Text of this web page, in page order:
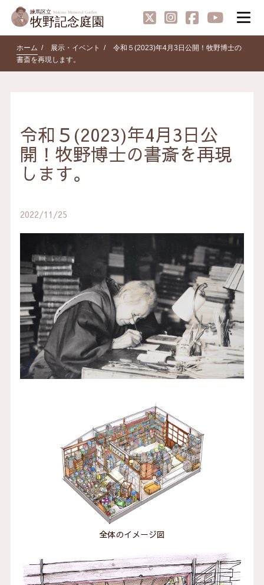
ホーム 展示・イベント
令和５(2023)年4月3日公開！牧野博士の
書斎を再現します。
令和５(2023)年4月3日公
開！牧野博士の書斎を再現
します。
2022/11/25
全体のイメージ図